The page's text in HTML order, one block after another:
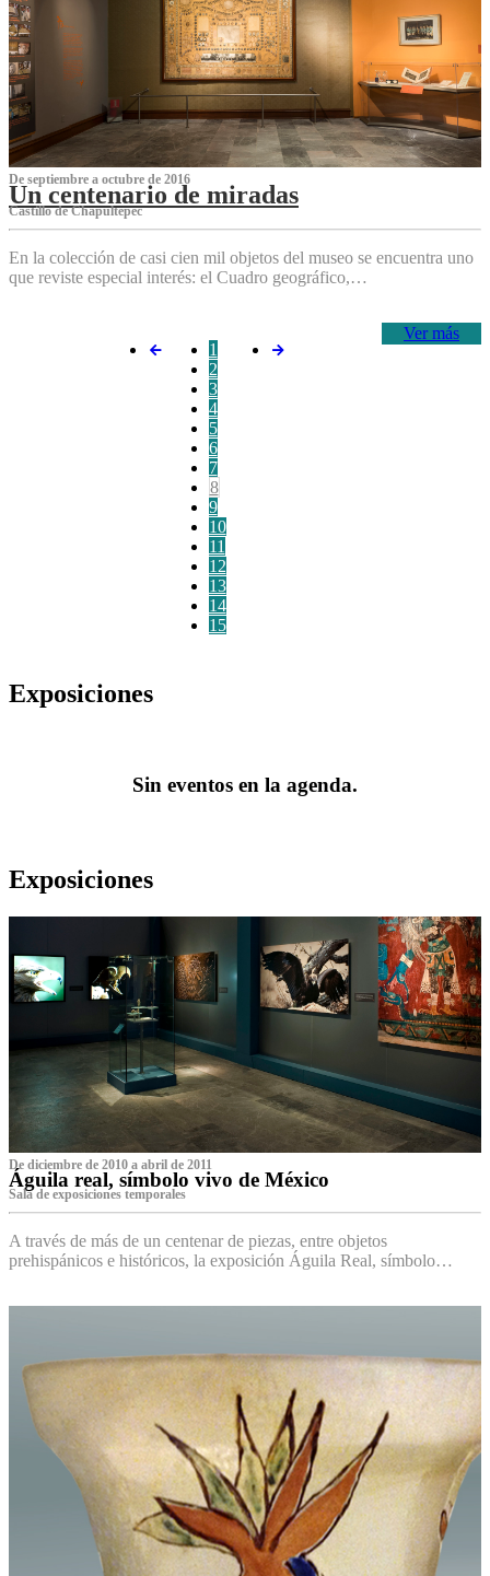
De septiembre a octubre de 2016
Un centenario de miradas
Castillo de Chapultepec
En la colección de casi cien mil objetos del museo se encuentra uno
que reviste especial interés: el Cuadro geográfico,…
Ver más
1
2
3
4
5
6
7
8
9
10
11
12
13
14
15
Exposiciones
Sin eventos en la agenda.
Exposiciones
De diciembre de 2010 a abril de 2011
Águila real, símbolo vivo de México
Sala de exposiciones temporales
A través de más de un centenar de piezas, entre objetos
prehispánicos e históricos, la exposición Águila Real, símbolo…